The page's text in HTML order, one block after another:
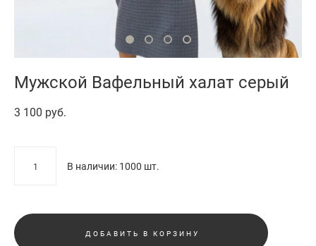
Мужской Вафельный халат серый
3 100 pуб.
В наличии: 1000 шт.
ДОБАВИТЬ В КОРЗИНУ